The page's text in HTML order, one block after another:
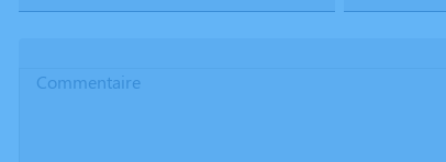
Commentaire